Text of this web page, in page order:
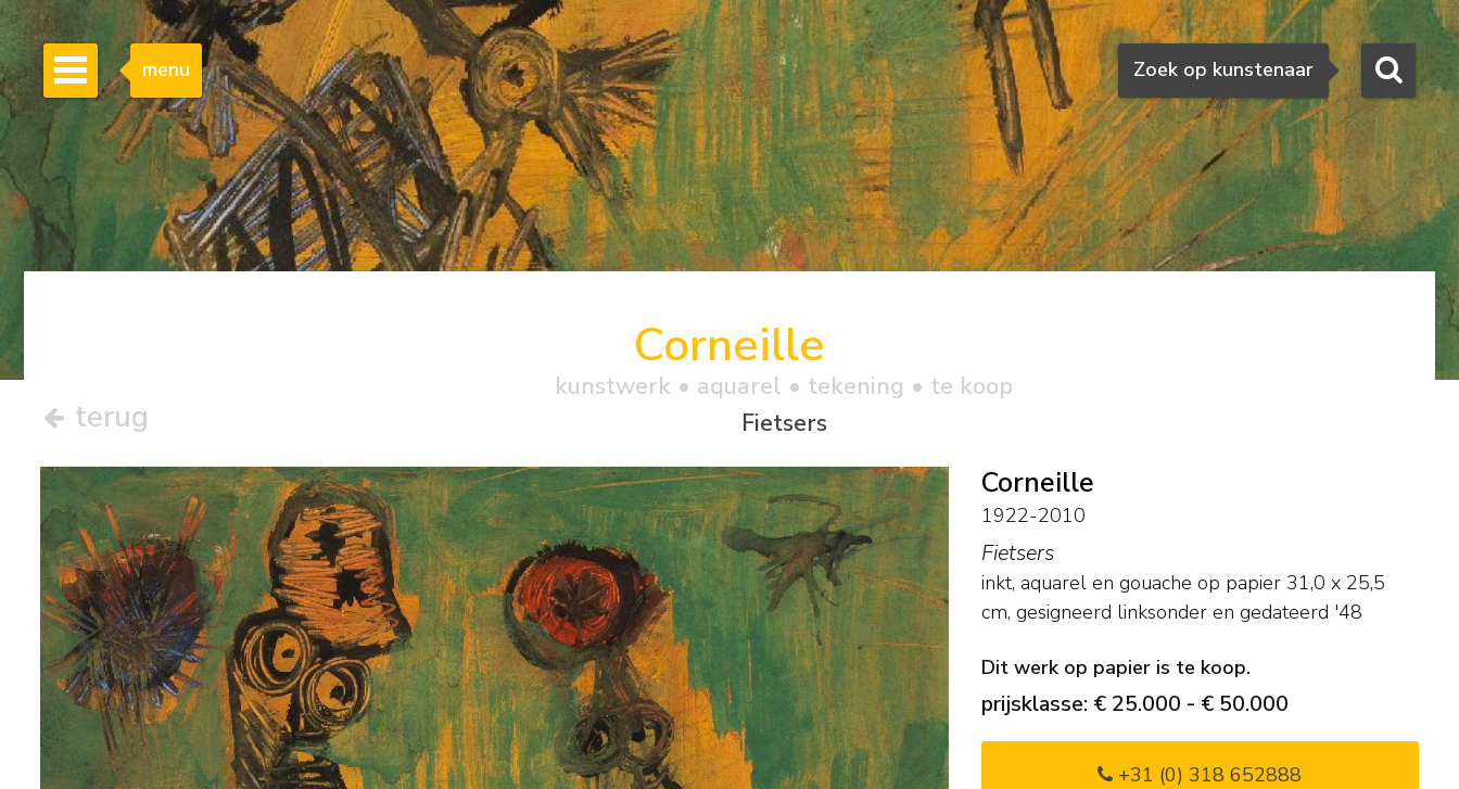
Zoeken
Zoek op kunstenaar
menu
terug
Corneille
kunstwerk • aquarel • tekening • te koop
Fietsers
Corneille
1922-2010
Fietsers
inkt, aquarel en gouache op papier 31,0 x 25,5
cm, gesigneerd linksonder en gedateerd '48
Dit werk op papier is te koop.
prijsklasse: € 25.000 - € 50.000
+31 (0) 318 652888